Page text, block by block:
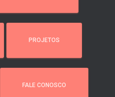
PROJETOS
FALE CONOSCO